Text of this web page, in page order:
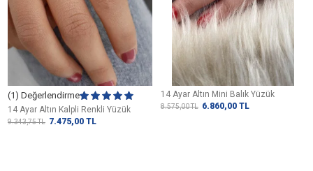
(1) Değerlendirme
14 Ayar Altın Kalpli Renkli Yüzük
9.343,75TL 7.475,00 TL
14 Ayar Altın Mini Balık Yüzük
8.575,00TL 6.860,00 TL